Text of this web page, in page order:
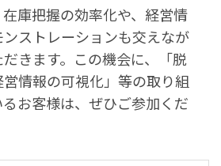
庫把握の効率化や、経営情
ストレーションも交えなが
きます。この機会に、「脱
情報の可視化」等の取り組
お客様は、ぜひご参加くだ